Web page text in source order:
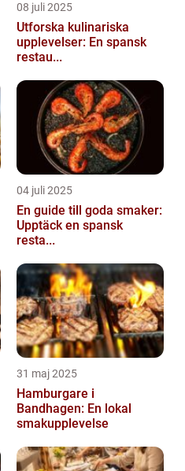
08 juli 2025
Utforska kulinariska
upplevelser: En spansk
restau...
04 juli 2025
En guide till goda smaker:
Upptäck en spansk
resta...
31 maj 2025
Hamburgare i
Bandhagen: En lokal
smakupplevelse